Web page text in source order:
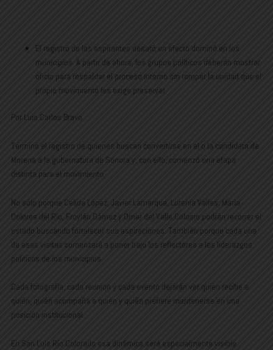
El registro de los aspirantes desató un efecto dominó en los
municipios. A partir de ahora, los grupos políticos deberán mostrar
oficio para respaldar el proceso interno sin romper la unidad que el
propio movimiento les exige preservar.
Por Luis Carlos Bravo
Terminó el registro de quienes buscan convertirse en el o la candidata de
Morena a la gubernatura de Sonora y, con ello, comenzó una etapa
distinta para el movimiento.
No sólo porque Celida López, Javier Lamarque, Lorenia Valles, María
Dolores del Río, Froylán Gámez y Omar del Valle Colosio podrán recorrer el
estado buscando fortalecer sus aspiraciones. También porque cada una
de esas visitas comenzará a poner bajo los reflectores a los liderazgos
políticos de los municipios.
Cada fotografía, cada reunión y cada evento dejarán ver quién recibe a
quién, quién acompaña a quién y quién prefiere mantenerse en una
posición institucional.
En San Luis Río Colorado esa dinámica será especialmente visible.